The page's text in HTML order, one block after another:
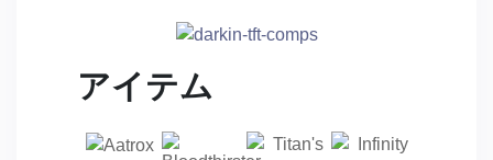
アイテム